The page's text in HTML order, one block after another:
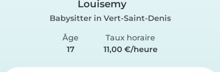
Louisemy
Babysitter in Vert-Saint-Denis
Âge
17
Taux horaire
11,00 €/heure